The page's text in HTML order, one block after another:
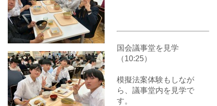
国会議事堂を見学
（10:25）
模擬法案体験もしなが
ら、議事堂内を見学で
す。